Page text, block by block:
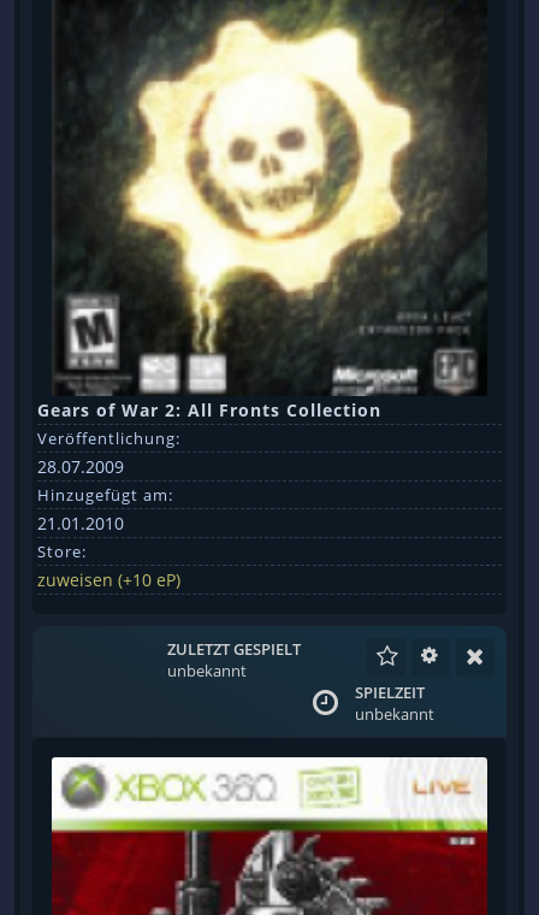
Gears of War 2: All Fronts Collection
Veröffentlichung:
28.07.2009
Hinzugefügt am:
21.01.2010
Store:
zuweisen (+10 eP)
ZULETZT GESPIELT
unbekannt
SPIELZEIT
unbekannt